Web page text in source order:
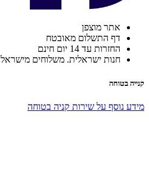
אתר מוצפן
דף התשלום מאובטח
החזרות עד 14 יום חינם
חנות ישראלית. משלוחים מישראל
קנייה בטוחה
מידע נוסף על שירות קניה בטוחה